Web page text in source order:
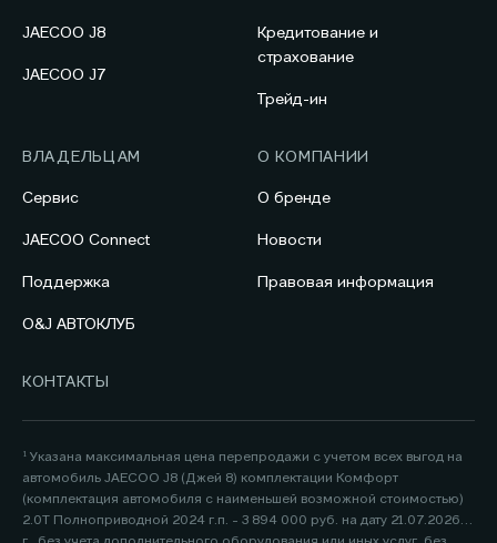
JAECOO J8
JAECOO J7
Кредитование и
страхование
Трейд-ин
ВЛАДЕЛЬЦАМ
Сервис
JAECOO Connect
Поддержка
O&J АВТОКЛУБ
О КОМПАНИИ
О бренде
Новости
Правовая информация
КОНТАКТЫ
¹ Указана максимальная цена перепродажи с учетом всех выгод на
автомобиль JAECOO J8 (Джей 8) комплектации Комфорт
(комплектация автомобиля с наименьшей возможной стоимостью)
2.0Т Полноприводной 2024 г.п. - 3 894 000 руб. на дату 21.07.2026